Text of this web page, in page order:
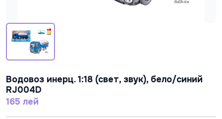
Водовоз инерц. 1:18 (свет, звук), бело/синий
RJ004D
165 лей